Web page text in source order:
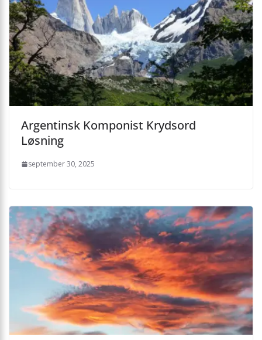
Argentinsk Komponist Krydsord
Løsning
september 30, 2025